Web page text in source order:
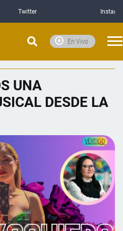
Twitter
En Vivo
UNA
DESDE LA